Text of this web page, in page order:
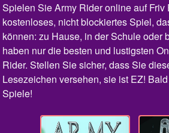
Spielen Sie Army Rider online auf Friv
kostenloses, nicht blockiertes Spiel,
können: zu Hause, in der Schule oder
haben nur die besten und lustigsten
Rider. Stellen Sie sicher, dass Sie
Lesezeichen versehen, sie ist EZ!
Spiele!